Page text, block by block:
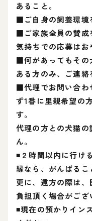
あること。
■ご自身の飼養環境
■ご家族全員の賛成
気持ちでの応募はお
■何があってもその
ある方のみ、ご連絡
■代理でお問い合わ
ず1番に里親希望の
す。
代理の方との犬猫
ん。
◾２時間以内に行け
縁なら、がんばるこ
更に、遠方の際は
負担頂く場合がござ
◾現在の預かりイン